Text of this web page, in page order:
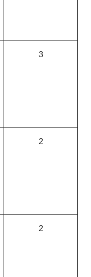
3
2
2